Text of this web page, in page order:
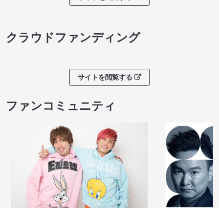
クラウドファンディング
サイトを閲覧する
ファンコミュニティ